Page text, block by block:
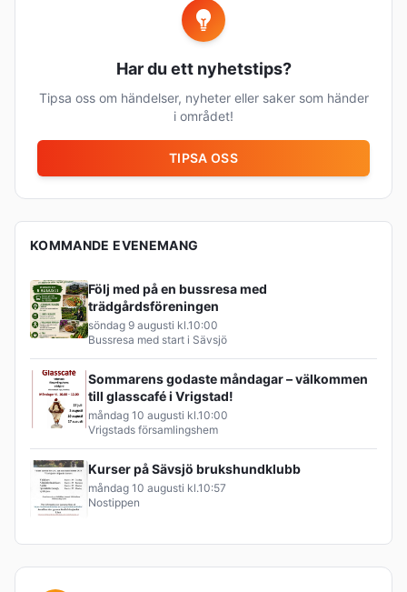
Har du ett nyhetstips?
Tipsa oss om händelser, nyheter eller saker som händer
i området!
TIPSA OSS
KOMMANDE EVENEMANG
Följ med på en bussresa med
trädgårdsföreningen
söndag 9 augusti kl.10:00
Bussresa med start i Sävsjö
Sommarens godaste måndagar – välkommen
till glasscafé i Vrigstad!
måndag 10 augusti kl.10:00
Vrigstads församlingshem
Kurser på Sävsjö brukshundklubb
måndag 10 augusti kl.10:57
Nostippen